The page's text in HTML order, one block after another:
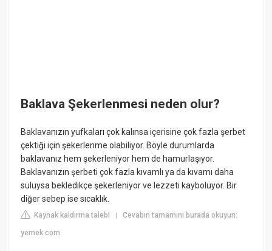
Baklava Şekerlenmesi neden olur?
Baklavanızın yufkaları çok kalınsa içerisine çok fazla şerbet
çektiği için şekerlenme olabiliyor. Böyle durumlarda
baklavanız hem şekerleniyor hem de hamurlaşıyor.
Baklavanızın şerbeti çok fazla kıvamlı ya da kıvamı daha
suluysa bekledikçe şekerleniyor ve lezzeti kayboluyor. Bir
diğer sebep ise sıcaklık.
Kaynak kaldırma talebi |Cevabın tamamını burada okuyun:
yemek.com